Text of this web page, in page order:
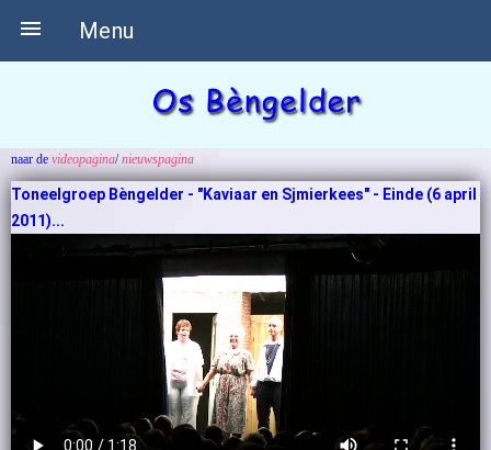
Menu

naar de videopagina/nieuwspagina
Toneelgroep Bèngelder - "Kaviaar en Sjmierkees" - Einde (6 april
2011)...